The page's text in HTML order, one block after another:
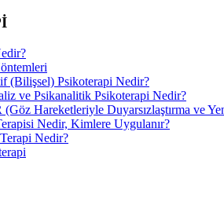
(Bilişsel) Psikoterapi Nedir?
ve Psikanalitik Psikoterapi Nedir?
Hareketleriyle Duyarsızlaştırma ve
Nedir, Kimlere Uygulanır?
Nedir?